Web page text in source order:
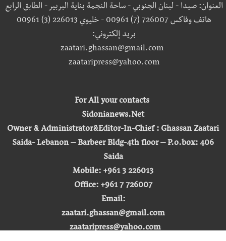
العنوان: صيدا - لبنان الجنوبي - ساحة النجمة بناية البربير - الطابق الرابع
هاتف وفاكس 726007 (7) 00961 - خليوي 226013 (3) 00961
بريد إلكتروني:
zaatari.ghassan@gmail.com
zaataripress@yahoo.com
For All your contacts
Sidonianews.Net
Owner & Administrator&Editor-In-Chief : Ghassan Zaatari
Saida- Lebanon – Barbeer Bldg-4th floor – P.o.box: 406
Saida
Mobile: +961 3 226013
Office: +961 7 726007
Email:
zaatari.ghassan@gmail.com
zaataripress@yahoo.com